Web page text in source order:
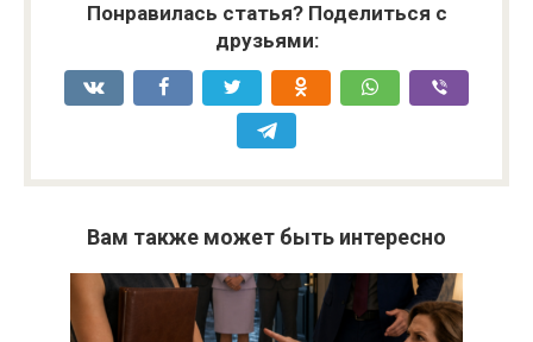
Понравилась статья? Поделиться с
друзьями:
Вам также может быть интересно